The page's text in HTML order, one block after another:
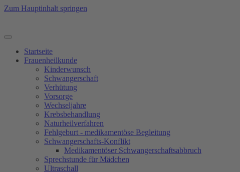
Zum Hauptinhalt springen
Startseite
Frauenheilkunde
Kinderwunsch
Schwangerschaft
Verhütung
Vorsorge
Wechseljahre
Krebsbehandlung
Naturheilverfahren
Fehlgeburt - medikamentöse Begleitung
Schwangerschafts-Konflikt
Medikamentöser Schwangerschaftsabbruch
Sprechstunde für Mädchen
Ultraschall